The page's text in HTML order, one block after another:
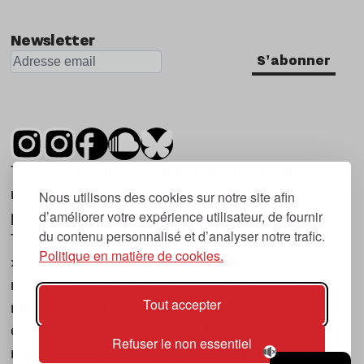
Nous utilisons des cookies sur notre site afin
d’améliorer votre expérience utilisateur, de fournir
du contenu personnalisé et d’analyser notre trafic.
Politique en matière de cookies.
Tout accepter
Refuser le non essentiel
Newsletter
S'abonner
Tsugi est un mensuel indépendant sur la
musique et les nouvelles tendances, dont la
première parution date de 2007.
Tsugi en japonais signifie « prochain », « suivant
», ce qui correspond à la thématique du
magazine, à l’affût des nouvelles tendances
musicales, qu’elles viennent de la musique
électronique, du rock ou du hip hop, et des
nouveaux phénomènes de société liés à la